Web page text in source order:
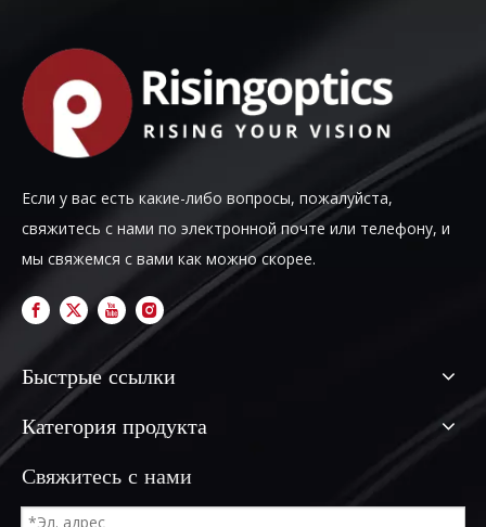
Если у вас есть какие-либо вопросы, пожалуйста,
свяжитесь с нами по электронной почте или телефону, и
мы свяжемся с вами как можно скорее.
Быстрые ссылки
Категория продукта
Свяжитесь с нами